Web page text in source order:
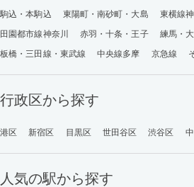
駒込・本駒込
東陽町・南砂町・大島 東横線神
田園都市線神奈川
赤羽・十条・王子
練馬・
板橋・三田線・東武線
中央線多摩 京急線
行政区から探す
港区 新宿区 目黒区 世田谷区 渋谷区
人気の駅から探す